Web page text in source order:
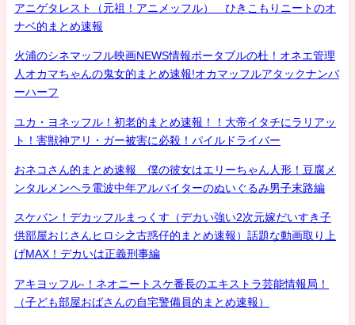
アニゲタレスト（元祖！アニメッフル） ひきこもりニートのオ
ナベ的まとめ速報
火浦のシネマッフル映画NEWS情報ポータブルの杜！オネエ管理
人オカマちゃんの鬼女的まとめ速報!オカマッフルアタックナンバ
ーハーフ
ユカ・ヨネッフル！初老的まとめ速報！！大帝イタチにラリアッ
ト！害獣神アリ・ガー被害に必殺！パイルドライバー
おネコさん的まとめ速報 僕の彼女はエリーちゃん人形！豆腐メ
ンタルメンヘラ電波中年アルバイターのぬいぐるみ男子末路編
スケバン！デカッフルまっくす（デカい強い2次元嫁だいすき子
供部屋おじさんヒロシ之古惑仔的まとめ速報）話題な動画取り上
げMAX！デカいは正義刑事編
アキヨッフル-！ネオニートスケ番長のエキストラ芸能情報局！
（子ども部屋おばさんの自宅警備員的まとめ速報）